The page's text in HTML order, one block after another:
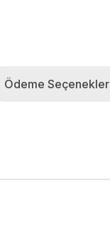
Ödeme